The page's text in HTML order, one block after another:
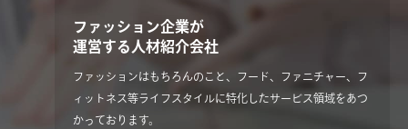
ファッション企業が
運営する人材紹介会社
ファッションはもちろんのこと、フード、ファニチャー、フ
ィットネス等ライフスタイルに特化したサービス領域をあつ
かっております。